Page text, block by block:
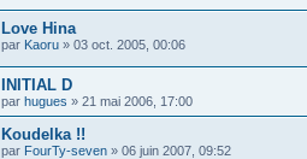
Love Hina
par Kaoru » 03 oct. 2005, 00:06
INITIAL D
par hugues » 21 mai 2006, 17:00
Koudelka !!
par FourTy-seven » 06 juin 2007, 09:52